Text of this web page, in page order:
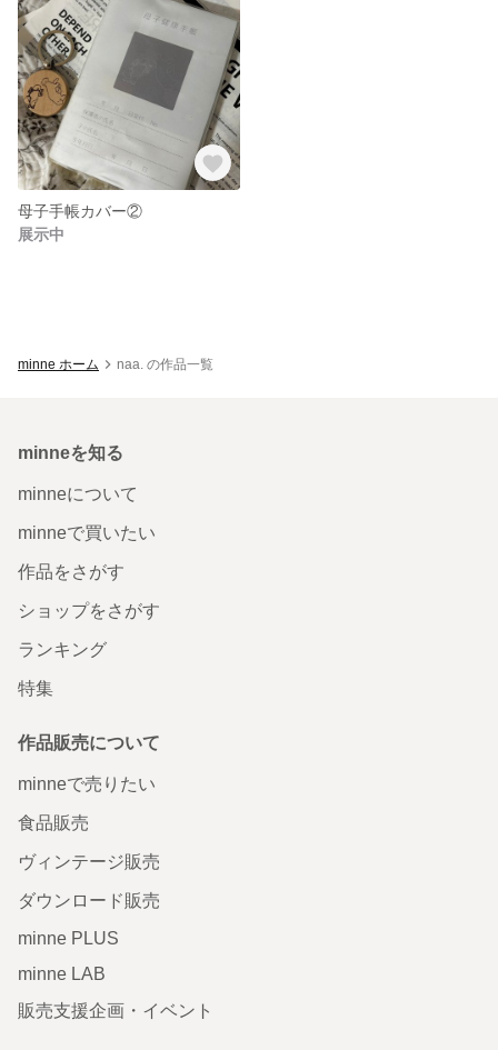
母子手帳カバー②
展示中
minne ホーム naa. の作品一覧
minneを知る
minneについて
minneで買いたい
作品をさがす
ショップをさがす
ランキング
特集
作品販売について
minneで売りたい
食品販売
ヴィンテージ販売
ダウンロード販売
minne PLUS
minne LAB
販売支援企画・イベント